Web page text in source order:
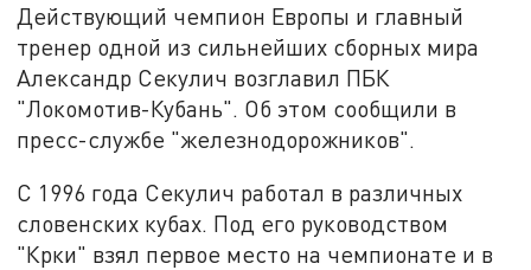
Действующий чемпион Европы и главный
тренер одной из сильнейших сборных мира
Александр Секулич возглавил ПБК
"Локомотив-Кубань". Об этом сообщили в
пресс-службе "железнодорожников".
С 1996 года Секулич работал в различных
словенских кубах. Под его руководством
"Крки" взял первое место на чемпионате и в